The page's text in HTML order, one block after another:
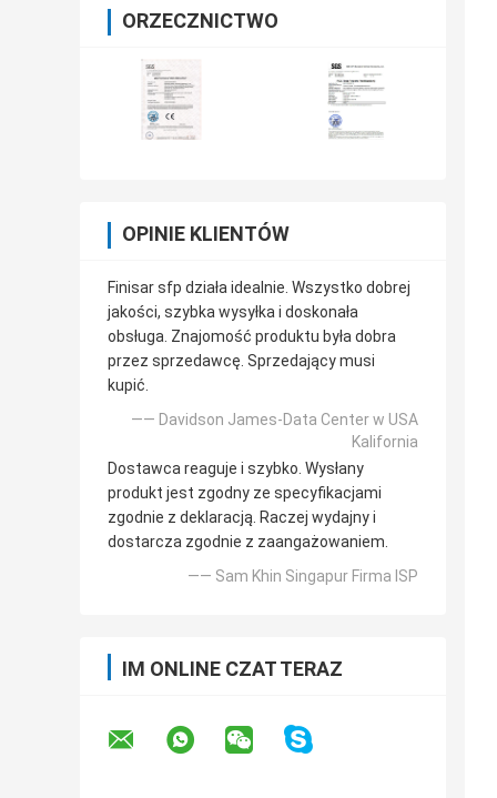
ORZECZNICTWO
OPINIE KLIENTÓW
Finisar sfp działa idealnie. Wszystko dobrej
jakości, szybka wysyłka i doskonała
obsługa. Znajomość produktu była dobra
przez sprzedawcę. Sprzedający musi
kupić.
—— Davidson James-Data Center w USA
Kalifornia
Dostawca reaguje i szybko. Wysłany
produkt jest zgodny ze specyfikacjami
zgodnie z deklaracją. Raczej wydajny i
dostarcza zgodnie z zaangażowaniem.
—— Sam Khin Singapur Firma ISP
IM ONLINE CZAT TERAZ